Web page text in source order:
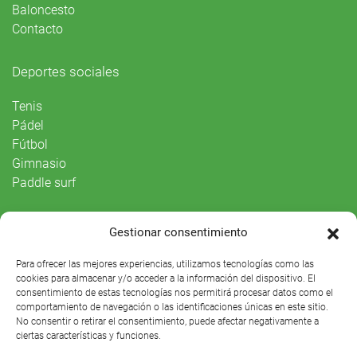
Gestionar consentimiento
Para ofrecer las mejores experiencias, utilizamos tecnologías como las
cookies para almacenar y/o acceder a la información del dispositivo. El
consentimiento de estas tecnologías nos permitirá procesar datos como el
comportamiento de navegación o las identificaciones únicas en este sitio.
No consentir o retirar el consentimiento, puede afectar negativamente a
ciertas características y funciones.
Baloncesto
Contacto
Deportes sociales
Tenis
Pádel
Fútbol
Gimnasio
Paddle surf
Agenda